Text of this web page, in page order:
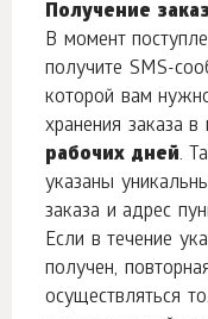
Получение
В момент
получите SMS-
которой вам
хранения заказа
рабочих дней.
указаны
заказа и адрес
Если в течение
получен,
осуществляться